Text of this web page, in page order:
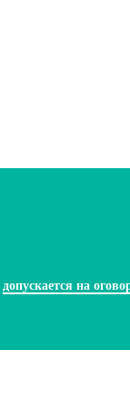
допускается на